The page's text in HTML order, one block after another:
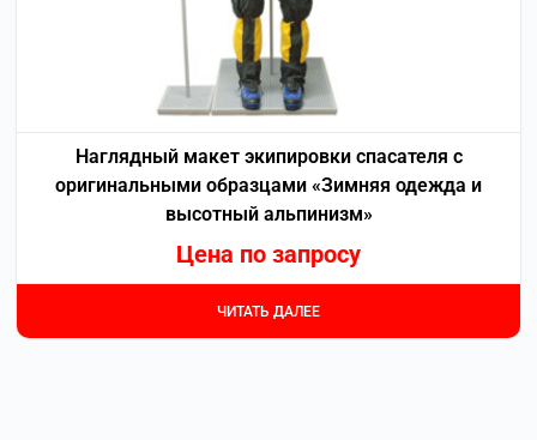
Наглядный макет экипировки спасателя с
оригинальными образцами «Зимняя одежда и
высотный альпинизм»
Цена по запросу
ЧИТАТЬ ДАЛЕЕ